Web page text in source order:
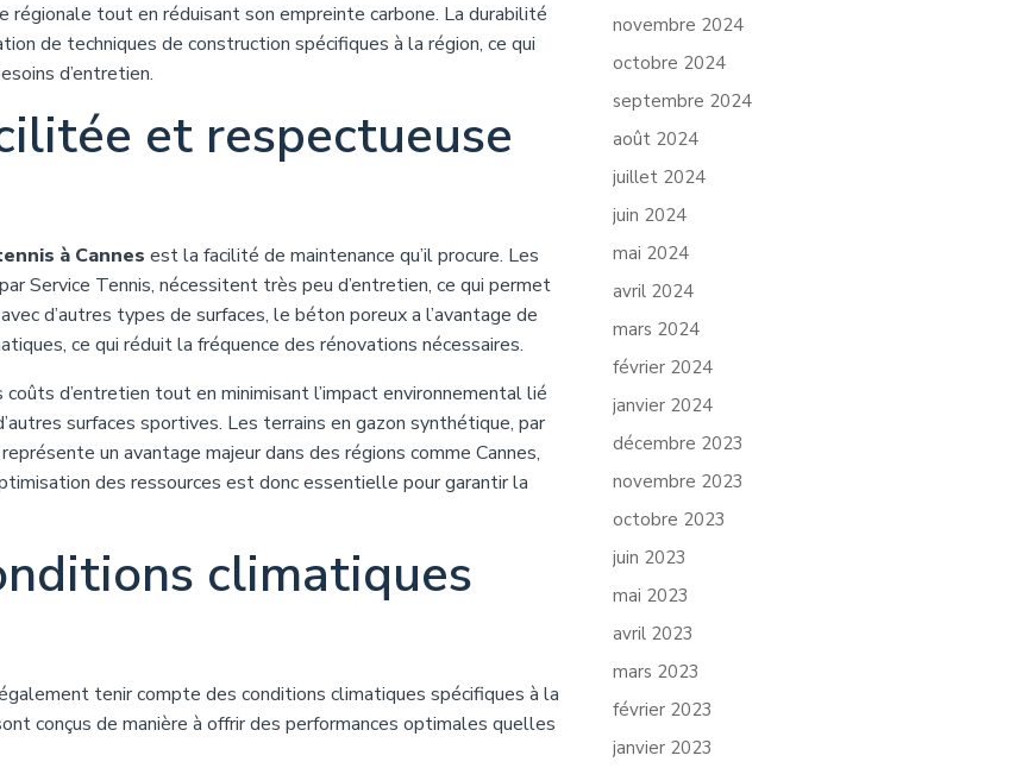
régionale tout en réduisant son empreinte carbone. La durabilité
de techniques de construction spécifiques à la région, ce qui
d’entretien.
et respectueuse
à Cannes est la facilité de maintenance qu’il procure. Les
Service Tennis, nécessitent très peu d’entretien, ce qui permet
d’autres types de surfaces, le béton poreux a l’avantage de
ce qui réduit la fréquence des rénovations nécessaires.
d’entretien tout en minimisant l’impact environnemental lié
surfaces sportives. Les terrains en gazon synthétique, par
un avantage majeur dans des régions comme Cannes,
des ressources est donc essentielle pour garantir la
climatiques
tenir compte des conditions climatiques spécifiques à la
conçus de manière à offrir des performances optimales quelles
novembre 2024
octobre 2024
septembre 2024
août 2024
juillet 2024
juin 2024
mai 2024
avril 2024
mars 2024
février 2024
janvier 2024
décembre 2023
novembre 2023
octobre 2023
juin 2023
mai 2023
avril 2023
mars 2023
février 2023
janvier 2023